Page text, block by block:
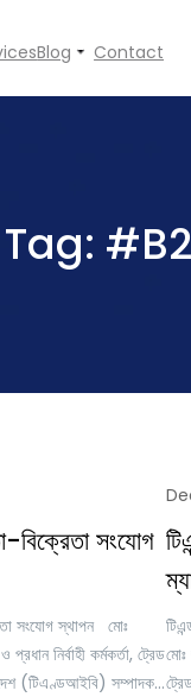
Blog Contact
Tag:
বিক্রেতা সংযোগ
সংযোগ স্থাপন মোঃ
নির্বাহী কর্মকর্তা, ট্রেড
(টিএণ্ডআইবি) সম্পাদক,
মোঃ